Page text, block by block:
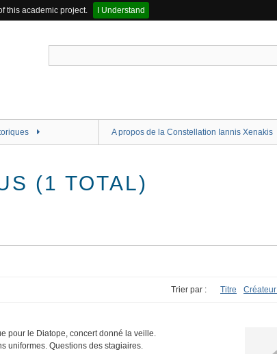
this academic project.
I Understand
A propos de la Constellation Iannis Xenakis
(1 TOTAL)
Trier par : Titre Créateur
pour le Diatope, concert donné la veille.
uniformes. Questions des stagiaires.